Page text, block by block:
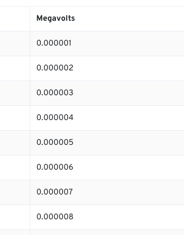
Megavolts
0.000001
0.000002
0.000003
0.000004
0.000005
0.000006
0.000007
0.000008